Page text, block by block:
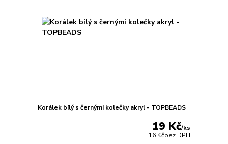
Korálek bílý s černými kolečky akryl - TOPBEADS
19 Kč/ks
16 Kčbez DPH